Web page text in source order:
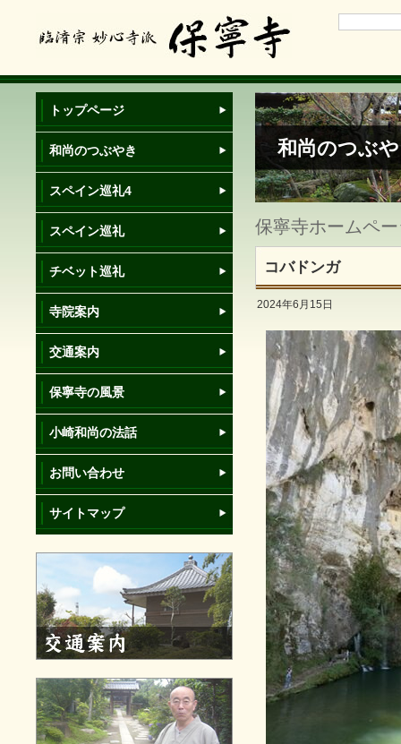
和尚のつぶ
保寧寺ホームペ
コバドンガ
2024年6月15日
トップページ
和尚のつぶやき
スペイン巡礼4
スペイン巡礼
チベット巡礼
寺院案内
交通案内
保寧寺の風景
小崎和尚の法話
お問い合わせ
サイトマップ